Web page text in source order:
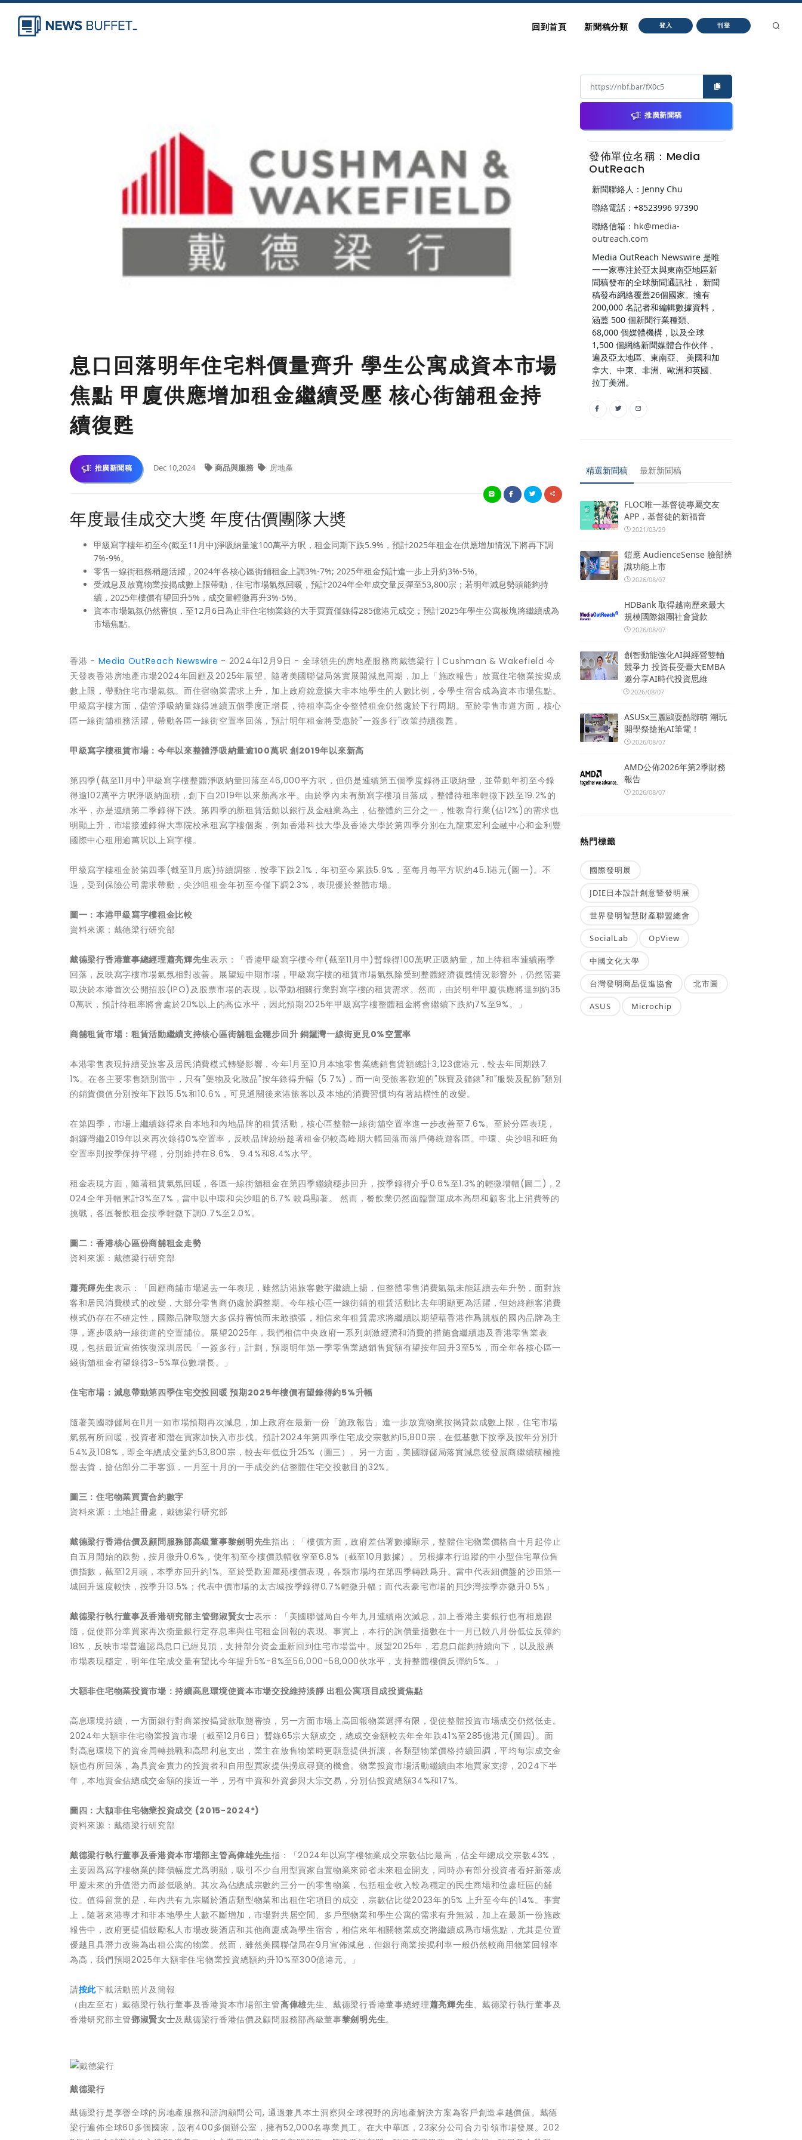
回到首頁 新聞稿分類 登入 刊登
息口回落明年住宅料價量齊升 學生公寓成資本市場
焦點 甲廈供應增加租金繼續受壓 核心街舖租金持
續復甦
推廣新聞稿 Dec 10,2024 商品與服務 房地產
年度最佳成交大獎 年度估價團隊大奬
甲級寫字樓年初至今(截至11月中)淨吸納量逾100萬平方呎，租金同期下跌5.9%，預計2025年租金在供應增加情況下將再下調
7%-9%。
零售一線街租務稍趨活躍，2024年各核心區街鋪租金上調3%-7%; 2025年租金預計進一步上升約3%-5%。
受減息及放寬物業按揭成數上限帶動，住宅市場氣氛回暖，預計2024年全年成交量反彈至53,800宗；若明年減息勢頭能夠持
續，2025年樓價有望回升5%，成交量輕微再升3%-5%。
資本市場氣氛仍然審慎，至12月6日為止非住宅物業錄的大手買賣僅錄得285億港元成交；預計2025年學生公寓板塊將繼續成為
市場焦點。
香港 - Media OutReach Newswire - 2024年12月9日 - 全球領先的房地產服務商戴德梁行 | Cushman & Wakefield 今
天發表香港房地產市場2024年回顧及2025年展望。隨著美國聯儲局落實展開減息周期，加上「施政報告」放寬住宅物業按揭成
數上限，帶動住宅市場氣氛。而住宿物業需求上升，加上政府銳意擴大非本地學生的人數比例，令學生宿舍成為資本市場焦點。
甲級寫字樓方面，儘管淨吸納量錄得連續五個季度正增長，待租率高企令整體租金仍然處於下行周期。至於零售市道方面，核心
區一線街舖租務活躍，帶動各區一線街空置率回落，預計明年租金將受惠於"一簽多行"政策持續復甦。
甲級寫字樓租賃市場：今年以來整體淨吸納量逾100萬呎 創2019年以來新高
第四季(截至11月中)甲級寫字樓整體淨吸納量回落至46,000平方呎，但仍是連續第五個季度錄得正吸納量，並帶動年初至今錄
得逾102萬平方呎淨吸納面積，創下自2019年以來新高水平。由於季內未有新寫字樓項目落成，整體待租率輕微下跌至19.2%的
水平，亦是連續第二季錄得下跌。第四季的新租賃活動以銀行及金融業為主，佔整體約三分之一，惟教育行業(佔12%)的需求也
明顯上升，市場接連錄得大專院校承租寫字樓個案，例如香港科技大學及香港大學於第四季分別在九龍東宏利金融中心和金利豐
國際中心租用逾萬呎以上寫字樓。
甲級寫字樓租金於第四季(截至11月底)持續調整，按季下跌2.1%，年初至今累跌5.9%，至每月每平方呎約45.1港元(圖一)。不
過，受到保險公司需求帶動，尖沙咀租金年初至今僅下調2.3%，表現優於整體市場。
圖一：本港甲級寫字樓租金比較
資料來源：戴德梁行研究部
戴德梁行香港董事總經理蕭亮輝先生表示：「香港甲級寫字樓今年(截至11月中)暫錄得100萬呎正吸納量，加上待租率連續兩季
回落，反映寫字樓市場氣氛相對改善。展望短中期市場，甲級寫字樓的租賃市場氣氛除受到整體經濟復甦情況影響外，仍然需要
取決於本港首次公開招股(IPO)及股票市場的表現，以帶動相關行業對寫字樓的租賃需求。然而，由於明年甲廈供應將達到約35
0萬呎，預計待租率將會處於20%以上的高位水平，因此預期2025年甲級寫字樓整體租金將會繼續下跌約7%至9%。」
商舖租賃市場：租賃活動繼續支持核心區街舖租金穩步回升 銅鑼灣一線街更見0%空置率
本港零售表現持續受旅客及居民消費模式轉變影響，今年1月至10月本地零售業總銷售貨額總計3,123億港元，較去年同期跌7.
1%。在各主要零售類別當中，只有"藥物及化妝品"按年錄得升幅 (5.7%)，而一向受旅客歡迎的"珠寶及鐘錶"和"服裝及配飾"類別
的銷貨價值分別按年下跌15.5%和10.6%，可見通關後來港旅客以及本地的消費習慣均有著結構性的改變。
在第四季，市場上繼續錄得來自本地和內地品牌的租賃活動，核心區整體一線街舖空置率進一步改善至7.6%。至於分區表現，
銅鑼灣繼2019年以來再次錄得0%空置率，反映品牌紛紛趁著租金仍較高峰期大幅回落而落戶傳統遊客區。中環、尖沙咀和旺角
空置率則按季保持平穩，分別維持在8.6%、9.4%和8.4%水平。
租金表現方面，隨著租賃氣氛回暖，各區一線街舖租金在第四季繼續穩步回升，按季錄得介乎0.6%至1.3%的輕微增幅(圖二)，2
024全年升幅累計3%至7%，當中以中環和尖沙咀的6.7% 較爲顯著。 然而，餐飲業仍然面臨營運成本高昂和顧客北上消費等的
挑戰，各區餐飲租金按季輕微下調0.7%至2.0%。
圖二：香港核心區份商舖租金走勢
資料來源：戴德梁行研究部
蕭亮輝先生表示：「回顧商舖市場過去一年表現，雖然訪港旅客數字繼續上揚，但整體零售消費氣氛未能延續去年升勢，面對旅
客和居民消費模式的改變，大部分零售商仍處於調整期。今年核心區一線街鋪的租賃活動比去年明顯更為活躍，但始終顧客消費
模式仍存在不確定性，國際品牌取態大多保持審慎而未敢擴張，相信來年租賃需求將繼續以期望藉香港作爲跳板的國內品牌為主
導，逐步吸納一線街道的空置舖位。展望2025年，我們相信中央政府一系列刺激經濟和消費的措施會繼續惠及香港零售業表
現，包括最近宣佈恢復深圳居民「一簽多行」計劃，預期明年第一季零售業總銷售貨額有望按年回升3至5%，而全年各核心區一
綫街舖租金有望錄得3-5%單位數增長。」
住宅市場：減息帶動第四季住宅交投回暖 預期2025年樓價有望錄得約5%升幅
隨著美國聯儲局在11月一如市場預期再次減息，加上政府在最新一份「施政報告」進一步放寬物業按揭貸款成數上限，住宅市場
氣氛有所回暖，投資者和潛在買家加快入市步伐。預計2024年第四季住宅成交宗數約15,800宗，在低基數下按季及按年分別升
54%及108%，即全年總成交量約53,800宗，較去年低位升25%（圖三）。另一方面，美國聯儲局落實減息後發展商繼續積極推
盤去貨，搶佔部分二手客源，一月至十月的一手成交約佔整體住宅交投數目的32%。
圖三：住宅物業買賣合約數字
資料來源：土地註冊處，戴德梁行研究部
戴德梁行香港估價及顧問服務部高級董事黎劍明先生指出：「樓價方面，政府差估署數據顯示，整體住宅物業價格自十月起停止
自五月開始的跌勢，按月微升0.6%，使年初至今樓價跌幅收窄至6.8%（截至10月數據）。另根據本行追蹤的中小型住宅單位售
價指數，截至12月頭，本季亦回升約1%。至於受歡迎屋苑樓價表現，各類市場均在第四季轉跌爲升。當中代表細價盤的沙田第一
城回升速度較快，按季升13.5%；代表中價市場的太古城按季錄得0.7%輕微升幅；而代表豪宅市場的貝沙灣按季亦微升0.5%」
戴德梁行執行董事及香港研究部主管鄧淑賢女士表示：「美國聯儲局自今年九月連續兩次減息，加上香港主要銀行也有相應跟
隨，促使部分準買家再次衡量銀行定存息率與住宅租金回報的表現。事實上，本行的詢價量指數在十一月已較八月份低位反彈約
18%，反映市場普遍認爲息口已經見頂，支持部分資金重新回到住宅市場當中。展望2025年，若息口能夠持續向下，以及股票
市場表現穩定，明年住宅成交量有望比今年提升5%-8%至56,000-58,000伙水平，支持整體樓價反彈約5%。」
大額非住宅物業投資市場：持續高息環境使資本市場交投維持淡靜 出租公寓項目成投資焦點
高息環境持續，一方面銀行對商業按揭貸款取態審慎，另一方面市場上高回報物業選擇有限，促使整體投資市場成交仍然低走。
2024年大額非住宅物業投資市場（截至12月6日）暫錄65宗大額成交，總成交金額較去年全年跌41%至285億港元(圖四)。面
對高息環境下的資金周轉挑戰和高昂利息支出，業主在放售物業時更願意提供折讓，各類型物業價格持續回調，平均每宗成交金
額也有所回落，為具資金實力的投資者和自用型買家提供撈底尋寶的機會。物業投資市場活動繼續由本地買家支撐，2024下半
年，本地資金佔總成交金額的接近一半，另有中資和外資參與大宗交易，分別佔投資總額34%和17%。
圖四：大額非住宅物業投資成交 (2015-2024*)
資料來源：戴德梁行研究部
戴德梁行執行董事及香港資本市場部主管高偉雄先生指：「2024年以寫字樓物業成交宗數佔比最高，佔全年總成交宗數43%，
主要因爲寫字樓物業的降價幅度尤爲明顯，吸引不少自用型買家自置物業來節省未來租金開支，同時亦有部分投資者看好新落成
甲廈未來的升值潛力而趁低吸納。其次為佔總成宗數約三分一的零售物業，包括租金收入較為穩定的民生商場和位處旺區的舖
位。值得留意的是，年內共有九宗屬於酒店類型物業和出租住宅項目的成交，宗數佔比從2023年的5% 上升至今年的14%。事實
上，隨著來港專才和非本地學生人數不斷增加，市場對共居空間、多戶型物業和學生公寓的需求有升無減，加上在最新一份施政
報告中，政府更提倡鼓勵私人市場改裝酒店和其他商廈成為學生宿舍，相信來年相關物業成交將繼續成爲市場焦點，尤其是位置
優越且具潛力改裝為出租公寓的物業。然而，雖然美國聯儲局在9月宣佈減息，但銀行商業按揭利率一般仍然較商用物業回報率
為高，我們預期2025年大額非住宅物業投資總額約升10%至300億港元。」
請按此下載活動照片及簡報
（由左至右）戴德梁行執行董事及香港資本市場部主管高偉雄先生、戴德梁行香港董事總經理蕭亮輝先生、戴德梁行執行董事及
香港研究部主管鄧淑賢女士及戴德梁行香港估價及顧問服務部高級董事黎劍明先生。
戴德梁行
戴德梁行是享譽全球的房地產服務和諮詢顧問公司, 通過兼具本土洞察與全球視野的房地產解決方案為客戶創造卓越價值。戴德
梁行遍佈全球60多個國家，設有400多個辦公室，擁有52,000名專業員工。在大中華區，23家分公司合力引領市場發展。202
推廣新聞稿
發佈單位名稱：Media
OutReach
新聞聯絡人：Jenny Chu
聯絡電話：+8523996 97390
聯絡信箱： hk@media-
outreach.com
Media OutReach Newswire 是唯
一一家專注於亞太與東南亞地區新
聞稿發布的全球新聞通訊社， 新聞
稿發布網絡覆蓋26個國家。擁有
200,000 名記者和編輯數據資料，
涵蓋 500 個新聞行業種類、
68,000 個媒體機構，以及全球
1,500 個網絡新聞媒體合作伙伴，
遍及亞太地區、東南亞、 美國和加
拿大、中東、非洲、歐洲和英國、
拉丁美洲。
精選新聞稿 最新新聞稿
FLOC唯一基督徒專屬交友
APP，基督徒的新福音
2021/03/29
鎧應 AudienceSense 臉部辨
識功能上市
2026/08/07
HDBank 取得越南歷來最大
規模國際銀團社會貸款
2026/08/07
創智動能強化AI與經營雙軸
競爭力 投資長受臺大EMBA
邀分享AI時代投資思維
2026/08/07
ASUSx三麗鷗耍酷聯萌 潮玩
開學祭搶抱AI筆電！
2026/08/07
AMD公佈2026年第2季財務
報告
2026/08/07
熱門標籤
國際發明展
JDIE日本設計創意暨發明展
世界發明智慧財產聯盟總會
SocialLab OpView
中國文化大學
台灣發明商品促進協會 北市圖
ASUS Microchip